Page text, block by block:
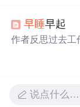
早睡还可以帮助
状态。
早睡早起
作者反思过去工
说点什么…